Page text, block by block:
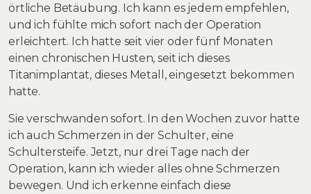
örtliche Betäubung. Ich kann es jedem empfehlen,
und ich fühlte mich sofort nach der Operation
erleichtert. Ich hatte seit vier oder fünf Monaten
einen chronischen Husten, seit ich dieses
Titanimplantat, dieses Metall, eingesetzt bekommen
hatte.
Sie verschwanden sofort. In den Wochen zuvor hatte
ich auch Schmerzen in der Schulter, eine
Schultersteife. Jetzt, nur drei Tage nach der
Operation, kann ich wieder alles ohne Schmerzen
bewegen. Und ich erkenne einfach diese